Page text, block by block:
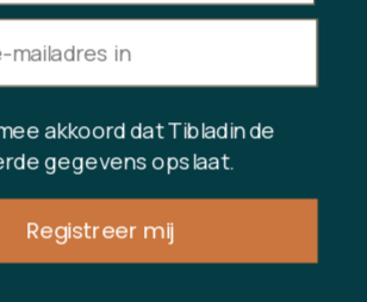
– Alle rechten voorbehouden
akkoord dat Tibladin de
gegevens opslaat.
Registreer mij